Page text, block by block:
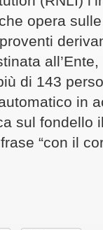
opera
di 143
in
sul fondello
“con il